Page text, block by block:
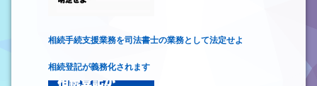
相続手続支援業務を司法書士の業務として法定せよ
相続登記が義務化されます